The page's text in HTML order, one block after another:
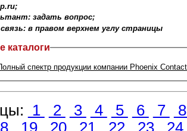
задать вопрос;
в правом верхнем углу страницы
каталоги
спектр продукции компании Phoenix Contact
1 2 3 4 5 6 7
19 20 21 22 23
24